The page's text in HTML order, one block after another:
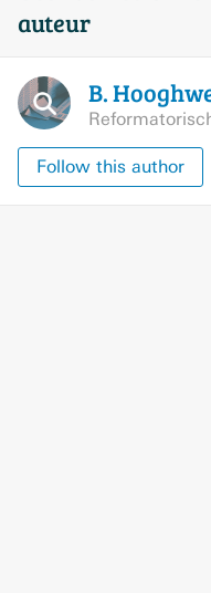
auteur
B.
Follow this author